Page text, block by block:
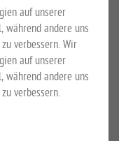
Variabel
das Pferd nach
Dank des
Schlauch treten. Die
1200 - 2300 mm in
Anschlüssen und
auf unserer
während andere uns
verbessern. Wir
auf unserer
während andere uns
verbessern.